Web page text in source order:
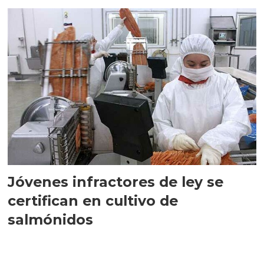
Jóvenes infractores de ley se
certifican en cultivo de
salmónidos